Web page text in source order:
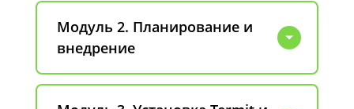
Модуль 2. Планирование и
внедрение